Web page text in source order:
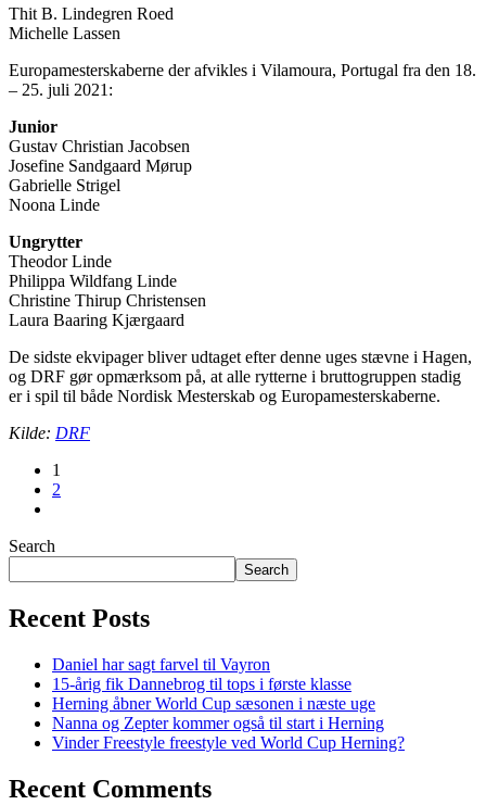
Thit B. Lindegren Roed
Michelle Lassen
Europamesterskaberne der afvikles i Vilamoura, Portugal fra den 18.
– 25. juli 2021:
Junior
Gustav Christian Jacobsen
Josefine Sandgaard Mørup
Gabrielle Strigel
Noona Linde
Ungrytter
Theodor Linde
Philippa Wildfang Linde
Christine Thirup Christensen
Laura Baaring Kjærgaard
De sidste ekvipager bliver udtaget efter denne uges stævne i Hagen,
og DRF gør opmærksom på, at alle rytterne i bruttogruppen stadig
er i spil til både Nordisk Mesterskab og Europamesterskaberne.
Kilde: DRF
1
2
Search
Search
Recent Posts
Daniel har sagt farvel til Vayron
15-årig fik Dannebrog til tops i første klasse
Herning åbner World Cup sæsonen i næste uge
Nanna og Zepter kommer også til start i Herning
Vinder Freestyle freestyle ved World Cup Herning?
Recent Comments